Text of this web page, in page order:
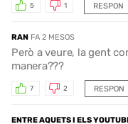
RESPON
5 1
RAN FA 2 MESOS
Però a veure, la gent
manera???
RESPON
7 2
ENTRE AQUETS I ELS